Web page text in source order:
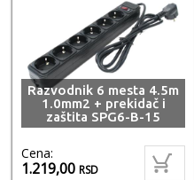
Razvodnik 6 mesta 4.5m
1.0mm2 + prekidač i
zaštita SPG6-B-15
Cena:
1.219,00RSD